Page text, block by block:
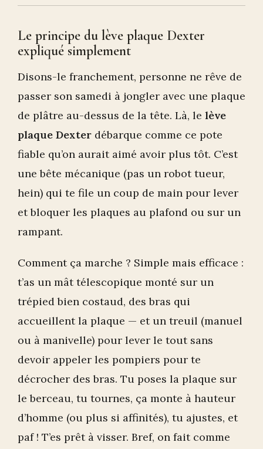
Le principe du lève plaque Dexter
expliqué simplement
Disons-le franchement, personne ne rêve de
passer son samedi à jongler avec une plaque
de plâtre au-dessus de la tête. Là, le lève
plaque Dexter débarque comme ce pote
fiable qu’on aurait aimé avoir plus tôt. C’est
une bête mécanique (pas un robot tueur,
hein) qui te file un coup de main pour lever
et bloquer les plaques au plafond ou sur un
rampant.
Comment ça marche ? Simple mais efficace :
t’as un mât télescopique monté sur un
trépied bien costaud, des bras qui
accueillent la plaque — et un treuil (manuel
ou à manivelle) pour lever le tout sans
devoir appeler les pompiers pour te
décrocher des bras. Tu poses la plaque sur
le berceau, tu tournes, ça monte à hauteur
d’homme (ou plus si affinités), tu ajustes, et
paf ! T’es prêt à visser. Bref, on fait comme